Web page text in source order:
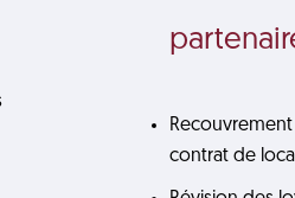
contrat de